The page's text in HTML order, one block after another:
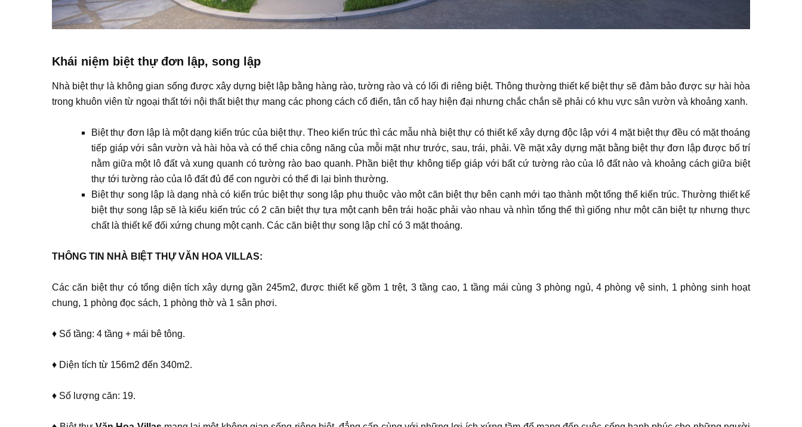
Khái niệm biệt thự đơn lập, song lập
Nhà biệt thự là không gian sống được xây dựng biệt lập bằng hàng rào, tường rào và có lối đi riêng biệt. Thông thường thiết kế biệt thự sẽ đảm bảo được sự hài hòa
trong khuôn viên từ ngoại thất tới nội thất biệt thự mang các phong cách cổ điển, tân cổ hay hiện đại nhưng chắc chắn sẽ phải có khu vực sân vườn và khoảng xanh.
Biệt thự đơn lập là một dạng kiến trúc của biệt thự. Theo kiến trúc thì các mẫu nhà biệt thự có thiết kế xây dựng độc lập với 4 mặt biệt thự đều có mặt thoáng
tiếp giáp với sân vườn và hài hòa và có thể chia công năng của mỗi mặt như trước, sau, trái, phải. Về mặt xây dựng mặt bằng biệt thự đơn lập được bố trí
nằm giữa một lô đất và xung quanh có tường rào bao quanh. Phần biệt thự không tiếp giáp với bất cứ tường rào của lô đất nào và khoảng cách giữa biệt
thự tới tường rào của lô đất đủ để con người có thể đi lại bình thường.
Biệt thự song lập là dạng nhà có kiến trúc biệt thự song lập phụ thuộc vào một căn biệt thự bên cạnh mới tạo thành một tổng thể kiến trúc. Thường thiết kế
biệt thự song lập sẽ là kiểu kiến trúc có 2 căn biệt thự tựa một cạnh bên trái hoặc phải vào nhau và nhìn tổng thể thì giống như một căn biệt tự nhưng thực
chất là thiết kế đối xứng chung một cạnh. Các căn biệt thự song lập chỉ có 3 mặt thoáng.
THÔNG TIN NHÀ BIỆT THỰ VĂN HOA VILLAS:
Các căn biệt thự có tổng diện tích xây dựng gần 245m2, được thiết kế gồm 1 trệt, 3 tầng cao, 1 tầng mái cùng 3 phòng ngủ, 4 phòng vệ sinh, 1 phòng sinh hoạt
chung, 1 phòng đọc sách, 1 phòng thờ và 1 sân phơi.
♦ Số tầng: 4 tầng + mái bê tông.
♦ Diện tích từ 156m2 đến 340m2.
♦ Số lượng căn: 19.